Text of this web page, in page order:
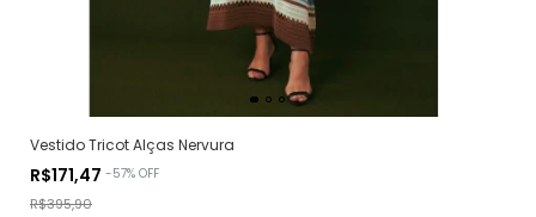
Vestido Tricot Alças Nervura
R$171,47 -57% OFF
R$395,90